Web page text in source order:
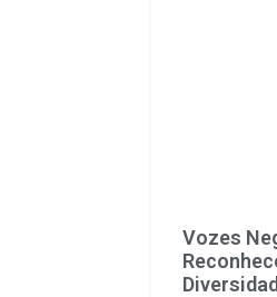
Vozes